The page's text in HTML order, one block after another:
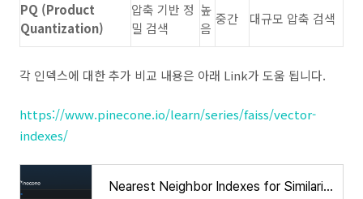
PQ (Product
Quantization)
압축 기반 정
밀 검색
높
음
중간 대규모 압축 검색
각 인덱스에 대한 추가 비교 내용은 아래 Link가 도움 됩니다.
https://www.pinecone.io/learn/series/faiss/vector-
indexes/
Nearest Neighbor Indexes for Similarity Search | Pinecone